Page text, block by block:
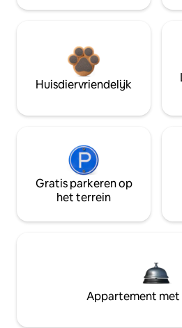
Huisdiervriendelijk
Gratis parkeren op
het terrein
Appartement met